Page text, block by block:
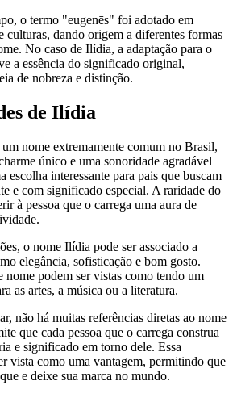
o termo "eugenēs" foi adotado em
culturas, dando origem a diferentes formas
No caso de Ilídia, a adaptação para o
a essência do significado original,
de nobreza e distinção.
de Ilídia
nome extremamente comum no Brasil,
único e uma sonoridade agradável
escolha interessante para pais que buscam
e com significado especial. A raridade do
à pessoa que o carrega uma aura de
o nome Ilídia pode ser associado a
elegância, sofisticação e bom gosto.
nome podem ser vistas como tendo um
as artes, a música ou a literatura.
não há muitas referências diretas ao nome
que cada pessoa que o carrega construa
e significado em torno dele. Essa
vista como uma vantagem, permitindo que
e deixe sua marca no mundo.